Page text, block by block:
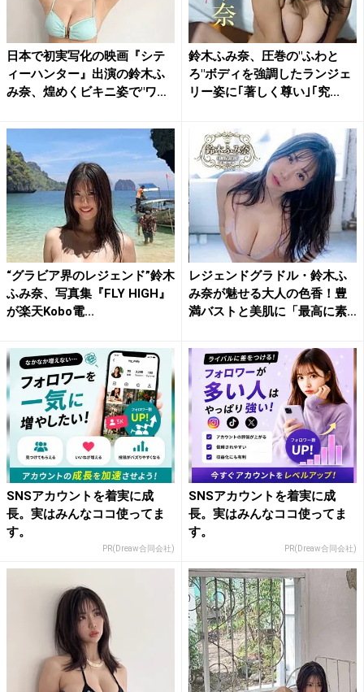
日本で初実写化の映画『シテ
ィーハンター』出演の鈴木ふ
み奈、煌めくビキニ姿で"ワ
鈴木ふみ奈、圧巻の"ふわと
ろ"ボディを強調したランジェ
リー姿に｢著しく尊い｣｢究...
“グラビア界のレジェンド”鈴木
ふみ奈、写真集『FLY HIGH』
が楽天Kobo電...
レジェンドグラドル・鈴木ふ
み奈が魅せる大人の色香！豊
満バストと美肌に「最高に素
SNSアカウントを着実に成
長。実はみんなココ使ってま
す。
PR(Dreaw合同会社)
SNSアカウントを着実に成
長。実はみんなココ使ってま
す。
PR(Dreaw合同会社)